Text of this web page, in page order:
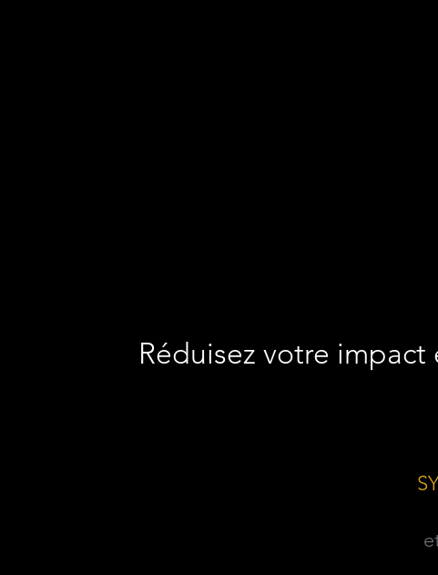
Réduisez votre